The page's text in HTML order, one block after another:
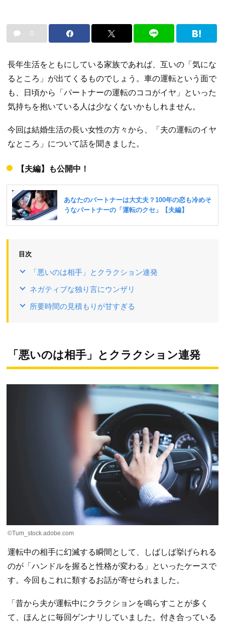
0
長年生活をともにしている家族であれば、互いの「気にな
るところ」が出てくるものでしょう。車の運転という面で
も、日頃から「パートナーの運転のココがイヤ」といった
気持ちを抱いている人は少なくないかもしれません。
今回は結婚生活の長い女性の方々から、「夫の運転のイヤ
なところ」について話を聞きました。
【夫編】も公開中！
目次
「悪いのは相手」とクラクション連発
ネガティブな独り言にウンザリ
所要時間の見積もりが甘すぎる
「悪いのは相手」とクラクション連発
©Tum_stock.adobe.com
運転中の相手に幻滅する瞬間として、しばしば挙げられる
のが「ハンドルを握ると性格が変わる」といったケースで
す。今回もこれに類するお話が寄せられました。
「昔から夫が運転中にクラクションを鳴らすことが多く
て、ほんとに毎回ゲンナリしていました。付き合っている